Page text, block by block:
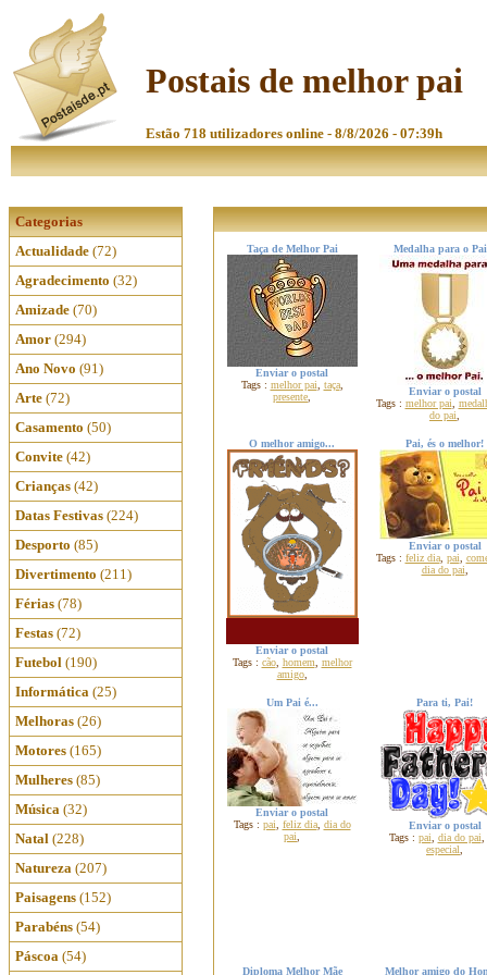
Postais de melhor pai
Estão 718 utilizadores online - 8/8/2026 - 07:39h
Categorias
Actualidade (72)
Agradecimento (32)
Amizade (70)
Amor (294)
Ano Novo (91)
Arte (72)
Casamento (50)
Convite (42)
Crianças (42)
Datas Festivas (224)
Desporto (85)
Divertimento (211)
Férias (78)
Festas (72)
Futebol (190)
Informática (25)
Melhoras (26)
Motores (165)
Mulheres (85)
Música (32)
Natal (228)
Natureza (207)
Paisagens (152)
Parabéns (54)
Páscoa (54)
Taça de Melhor Pai
Enviar o postal
Tags : melhor pai taça,
presente
Medalha para o
Enviar o postal
Tags : melhor pai
do pai
O melhor amigo...
Enviar o postal
Tags : cão, homem
melhor
amigo,
Pai, és o melhor!
Enviar o postal
Tags : feliz dia, pai
dia do pai
Um Pai é...
Enviar o postal
Tags : pai feliz dia, dia do
pai
Para ti, Pai!
Enviar o postal
Tags : pai dia do pai
especial
Diploma Melhor Mãe Melhor amigo do